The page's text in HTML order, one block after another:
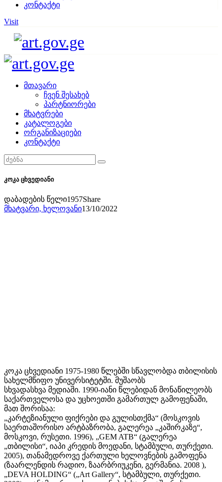
კონტაქტი
Visit
მთავარი
ჩვენ შესახებ
პარტნიორები
მხატვრები
კატალოგები
ორგანიზაციები
კონტაქტი
კოკა ცხვედიანი
დაბადების წელი1957Share
მხატვარი, ხელოვანი13/10/2022
კოკა ცხვედიანი 1975-1980 წლებში სწავლობდა თბილისის
სახელმწიფო უნივერსიტეტში. მუშაობს
სხვადასხვა მედიაში. 1990-იანი წლებიდან მონაწილეობს
საქართველოსა და უცხოეთში გამართულ გამოფენაში,
მათ შორისაა:
„კარტეზიანული ფიქრები და გულისთქმა“ (მოსკოვის
საერთაშორისო არტბაზრობა, გალერეა „კაშირკაზე“,
მოსკოვი, რუსეთი. 1996), „GEM ATB“ (გალერეა
„თბილისი“, იაპი კრედის მოედანი, სტამბული, თურქეთი.
2005), თანამედროვე ქართული ხელოვნების გამოფენა
(ზაარლენდის რადიო, ზაარბრიუკენი, გერმანია. 2008 ),
„DEVA HOLDING“ („Art Gallery“, სტამბული, თურქეთი.